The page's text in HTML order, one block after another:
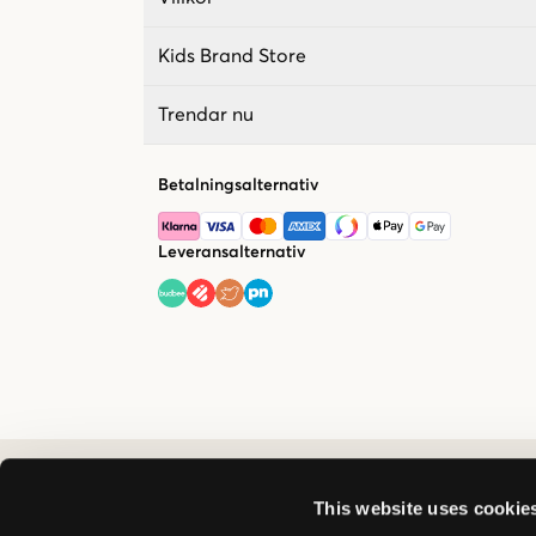
This website uses
Kids Brand Store
Trendar nu
Betalningsalternativ
Leveransalternativ